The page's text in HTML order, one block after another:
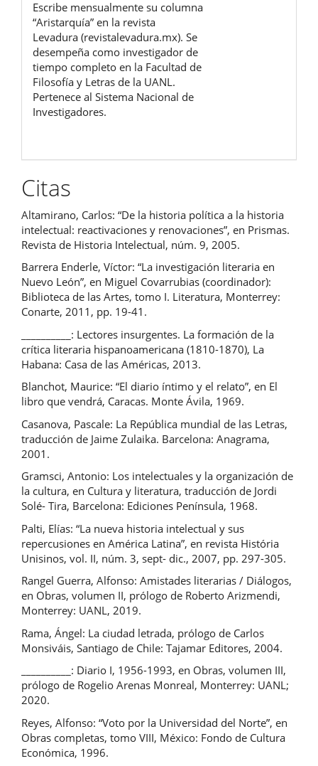
Escribe mensualmente su columna
“Aristarquía” en la revista
Levadura (revistalevadura.mx). Se
desempeña como investigador de
tiempo completo en la Facultad de
Filosofía y Letras de la UANL.
Pertenece al Sistema Nacional de
Investigadores.
Citas
Altamirano, Carlos: “De la historia política a la historia
intelectual: reactivaciones y renovaciones”, en Prismas.
Revista de Historia Intelectual, núm. 9, 2005.
Barrera Enderle, Víctor: “La investigación literaria en
Nuevo León”, en Miguel Covarrubias (coordinador):
Biblioteca de las Artes, tomo I. Literatura, Monterrey:
Conarte, 2011, pp. 19-41.
__________: Lectores insurgentes. La formación de la
crítica literaria hispanoamericana (1810-1870), La
Habana: Casa de las Américas, 2013.
Blanchot, Maurice: “El diario íntimo y el relato”, en El
libro que vendrá, Caracas. Monte Ávila, 1969.
Casanova, Pascale: La República mundial de las Letras,
traducción de Jaime Zulaika. Barcelona: Anagrama,
2001.
Gramsci, Antonio: Los intelectuales y la organización de
la cultura, en Cultura y literatura, traducción de Jordi
Solé- Tira, Barcelona: Ediciones Península, 1968.
Palti, Elías: “La nueva historia intelectual y sus
repercusiones en América Latina”, en revista História
Unisinos, vol. II, núm. 3, sept- dic., 2007, pp. 297-305.
Rangel Guerra, Alfonso: Amistades literarias / Diálogos,
en Obras, volumen II, prólogo de Roberto Arizmendi,
Monterrey: UANL, 2019.
Rama, Ángel: La ciudad letrada, prólogo de Carlos
Monsiváis, Santiago de Chile: Tajamar Editores, 2004.
__________: Diario I, 1956-1993, en Obras, volumen III,
prólogo de Rogelio Arenas Monreal, Monterrey: UANL;
2020.
Reyes, Alfonso: “Voto por la Universidad del Norte”, en
Obras completas, tomo VIII, México: Fondo de Cultura
Económica, 1996.